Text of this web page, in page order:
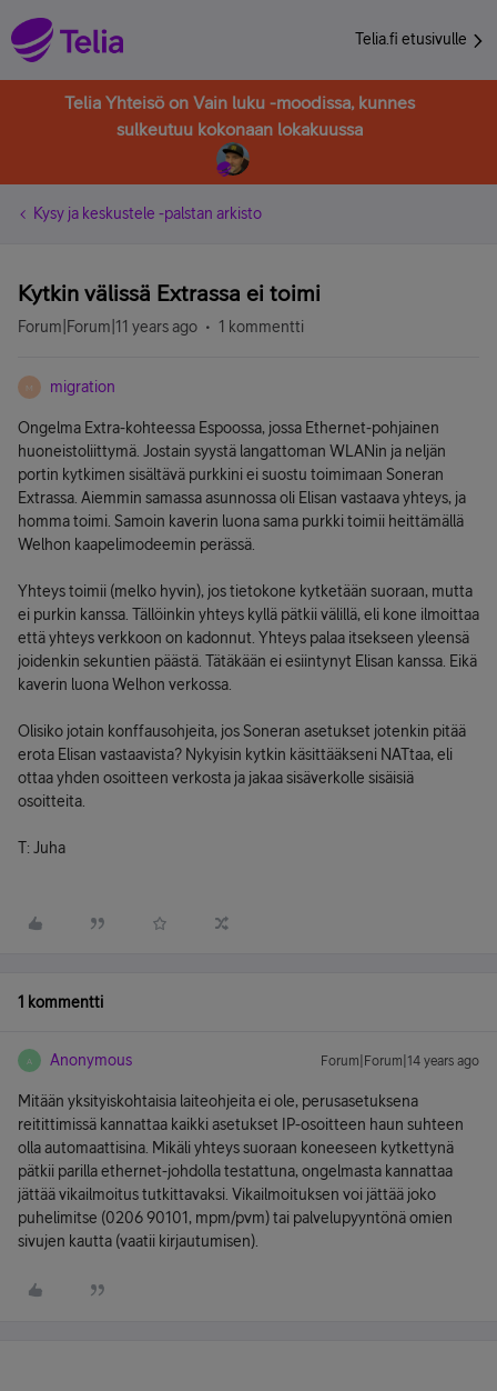
Telia.fi etusivulle
Telia Yhteisö on Vain luku -moodissa, kunnes
sulkeutuu kokonaan lokakuussa
Kysy ja keskustele -palstan arkisto
Kytkin välissä Extrassa ei toimi
Forum|Forum|11 years ago 1 kommentti
M migration
Ongelma Extra-kohteessa Espoossa, jossa Ethernet-pohjainen
huoneistoliittymä. Jostain syystä langattoman WLANin ja neljän
portin kytkimen sisältävä purkkini ei suostu toimimaan Soneran
Extrassa. Aiemmin samassa asunnossa oli Elisan vastaava yhteys, ja
homma toimi. Samoin kaverin luona sama purkki toimii heittämällä
Welhon kaapelimodeemin perässä.
Yhteys toimii (melko hyvin), jos tietokone kytketään suoraan, mutta
ei purkin kanssa. Tällöinkin yhteys kyllä pätkii välillä, eli kone ilmoittaa
että yhteys verkkoon on kadonnut. Yhteys palaa itsekseen yleensä
joidenkin sekuntien päästä. Tätäkään ei esiintynyt Elisan kanssa. Eikä
kaverin luona Welhon verkossa.
Olisiko jotain konffausohjeita, jos Soneran asetukset jotenkin pitää
erota Elisan vastaavista? Nykyisin kytkin käsittääkseni NATtaa, eli
ottaa yhden osoitteen verkosta ja jakaa sisäverkolle sisäisiä
osoitteita.
T: Juha
1 kommentti
A Anonymous Forum|Forum|14 years ago
Mitään yksityiskohtaisia laiteohjeita ei ole, perusasetuksena
reitittimissä kannattaa kaikki asetukset IP-osoitteen haun suhteen
olla automaattisina. Mikäli yhteys suoraan koneeseen kytkettynä
pätkii parilla ethernet-johdolla testattuna, ongelmasta kannattaa
jättää vikailmoitus tutkittavaksi. Vikailmoituksen voi jättää joko
puhelimitse (0206 90101, mpm/pvm) tai palvelupyyntönä omien
sivujen kautta (vaatii kirjautumisen).